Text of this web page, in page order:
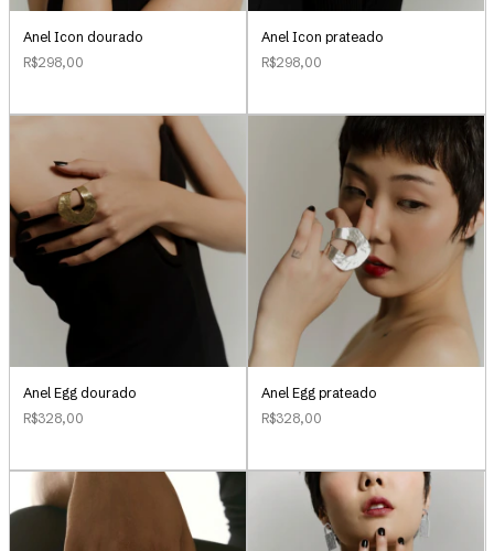
Anel Icon dourado
R$298,00
Anel Icon prateado
R$298,00
Anel Egg dourado
R$328,00
Anel Egg prateado
R$328,00